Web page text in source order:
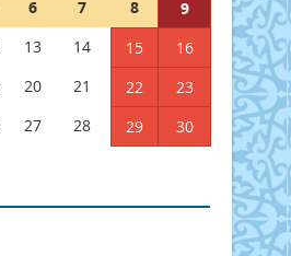
6 7 8
9
13 14 15
16
20 21 22
23
27 28 29
30